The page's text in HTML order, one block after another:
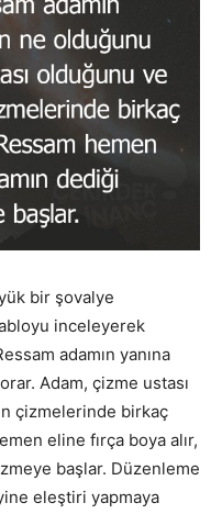
bir şovalye
inceleyerek
adamın yanına
Adam, çizme ustası
çizmelerinde birkaç
eline fırça boya alır,
başlar. Düzenleme
eleştiri yapmaya